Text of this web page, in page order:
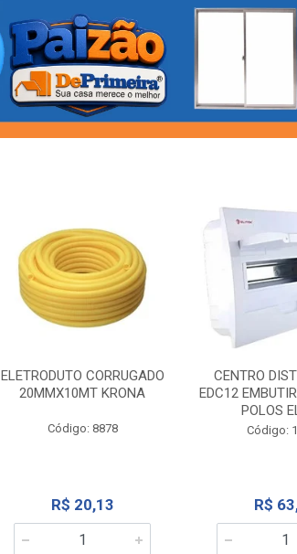
ELETRODUTO CORRUGADO
20MMX10MT KRONA
Código: 8878
R$ 20,13
CENTRO
EDC12
POLOS
Código:
R$